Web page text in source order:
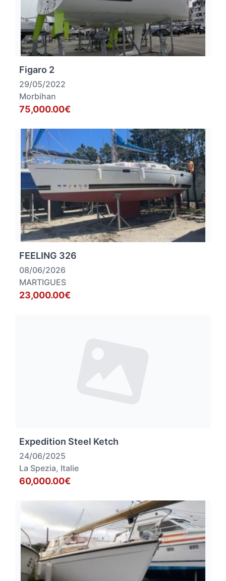
Figaro 2
29/05/2022
Morbihan
75,000.00€
FEELING 326
08/06/2026
MARTIGUES
23,000.00€
Expedition Steel Ketch
24/06/2025
La Spezia, Italie
60,000.00€